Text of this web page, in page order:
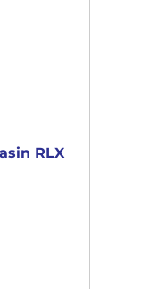
RLX